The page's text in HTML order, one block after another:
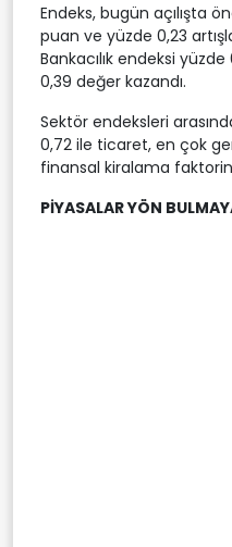
Endeks, bugün açılışta
puan ve yüzde 0,23
Bankacılık endeksi
0,39 değer kazandı.
Sektör endeksleri
0,72 ile ticaret, en çok
finansal kiralama
PİYASALAR YÖN